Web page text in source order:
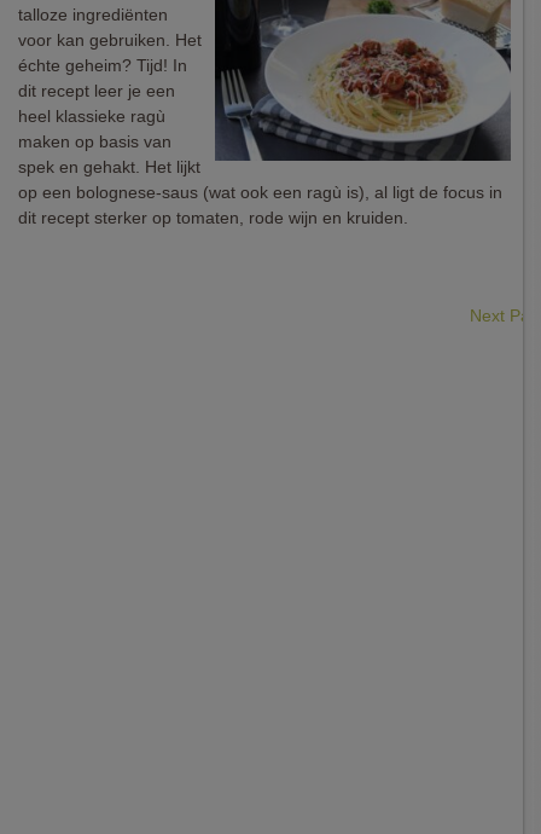
talloze ingrediënten
voor kan gebruiken. Het
échte geheim? Tijd! In
dit recept leer je een
heel klassieke ragù
maken op basis van
spek en gehakt. Het lijkt
op een bolognese-saus (wat ook een ragù is), al ligt de focus in
dit recept sterker op tomaten, rode wijn en kruiden.
Next